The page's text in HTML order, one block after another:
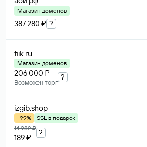
Магазин доменов
387 280 ₽ ?
fiik.ru
Магазин доменов
206 000 ₽
Возможен торг
?
izgib.shop
-99%
SSL в подарок
14 982 ₽
189 ₽
?